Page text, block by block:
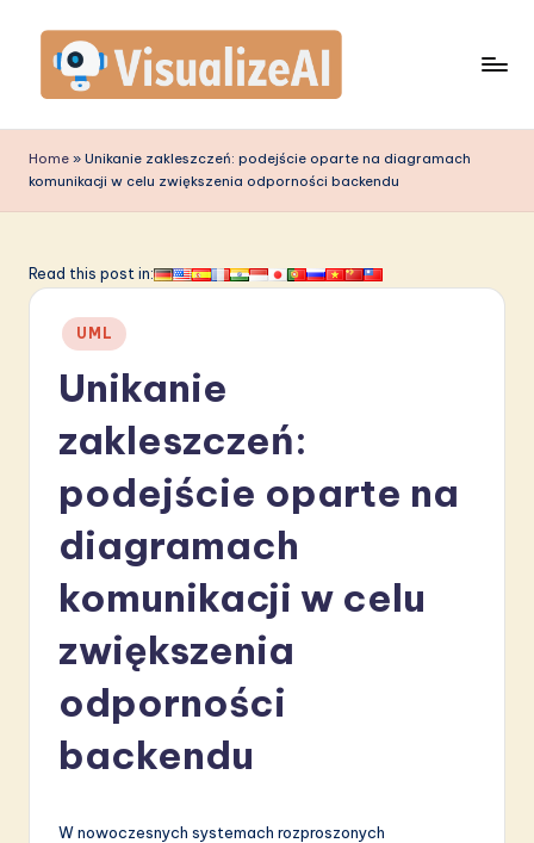
content
is
u
li
A
Home » Unikanie zakleszczeń: podejście oparte na diagramach
komunikacji w celu zwiększenia odporności backendu
Read this post in:
Posted
in
UML
Unikanie
zakleszczeń:
podejście oparte na
diagramach
komunikacji w celu
zwiększenia
odporności
backendu
W nowoczesnych systemach rozproszonych